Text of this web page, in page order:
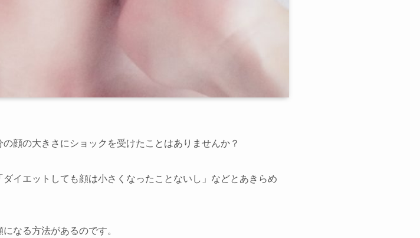
顔の大きさにショックを受けたことはありませんか？
イエットしても顔は小さくなったことないし」などとあきらめ
なる方法があるのです。